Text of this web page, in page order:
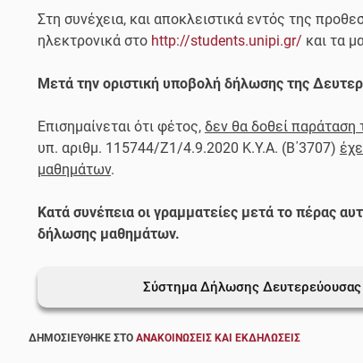
Στη συνέχεια, και αποκλειστικά εντός της
ηλεκτρονικά στο http://students.unipi.gr/ και τα
Μετά την οριστική υποβολή δήλωσης της
Επισημαίνεται ότι φέτος, δεν θα δοθεί
υπ. αριθμ. 115744/Ζ1/4.9.2020 Κ.Υ.Α. (Β΄3707)
μαθημάτων.
Κατά συνέπεια οι γραμματείες μετά το πέρας
δήλωσης μαθημάτων.
Σύστημα Δήλωσης
ΔΗΜΟΣΙΕΎΘΗΚΕ ΣΤΟ ΑΝΑΚΟΙΝΏΣΕΙΣ ΚΑΙ ΕΚΔΗΛΏΣΕΙΣ